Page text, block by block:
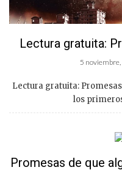
Lectura gratuita:
5
Lectura gratuita:
los
Promesas de que